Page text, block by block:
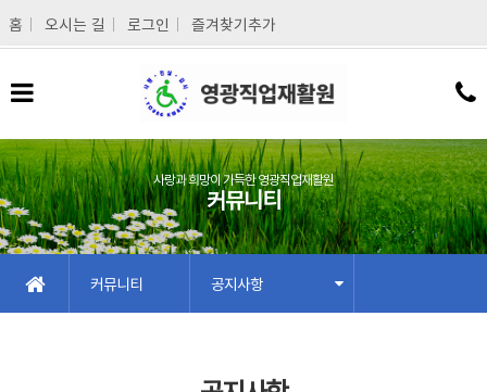
홈
오시는 길 로그인 즐겨찾기추가
사랑과 희망이 가득한 영광직업재활원
커뮤니티
커뮤니티 공지사항